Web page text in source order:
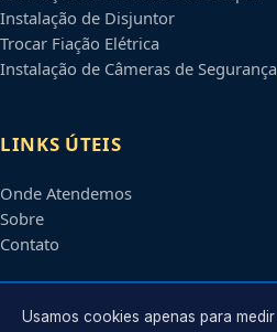
Instalação de Disjuntor
Trocar Fiação Elétrica
Instalação de Câmeras de Segurança
LINKS ÚTEIS
Onde Atendemos
Sobre
Contato
CONTATO
Usamos cookies apenas para